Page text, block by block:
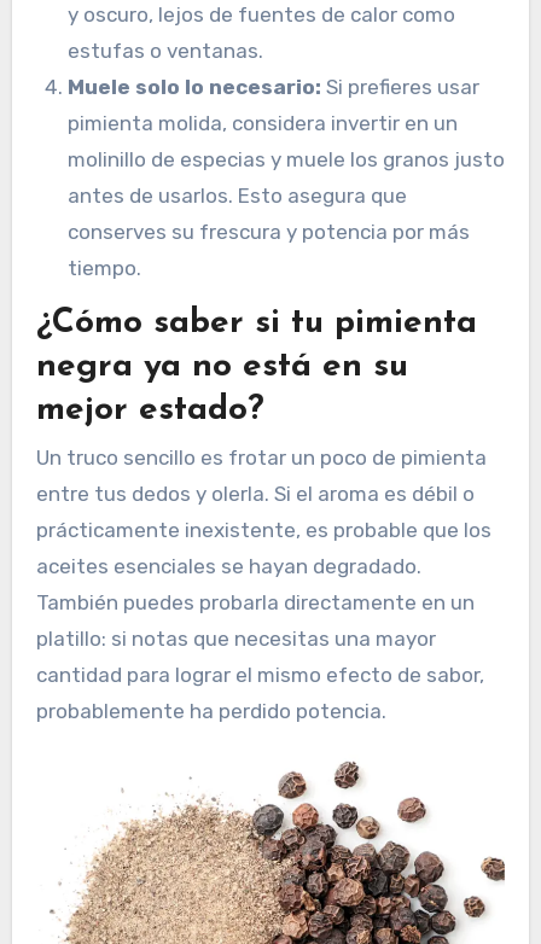
y oscuro, lejos de fuentes de calor como
estufas o ventanas.
Muele solo lo necesario: Si prefieres usar
pimienta molida, considera invertir en un
molinillo de especias y muele los granos justo
antes de usarlos. Esto asegura que
conserves su frescura y potencia por más
tiempo.
¿Cómo saber si tu pimienta
negra ya no está en su
mejor estado?
Un truco sencillo es frotar un poco de pimienta
entre tus dedos y olerla. Si el aroma es débil o
prácticamente inexistente, es probable que los
aceites esenciales se hayan degradado.
También puedes probarla directamente en un
platillo: si notas que necesitas una mayor
cantidad para lograr el mismo efecto de sabor,
probablemente ha perdido potencia.